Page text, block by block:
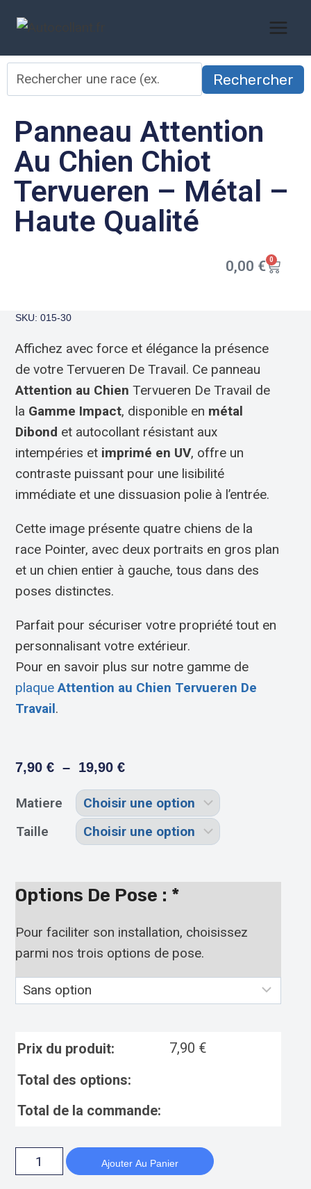
Rechercher
Panneau Attention
Au Chien Chiot
Tervueren – Métal –
Haute Qualité
0,00 € 0
SKU: 015-30
Affichez avec force et élégance la présence
de votre Tervueren De Travail. Ce panneau
Attention au Chien Tervueren De Travail de
la Gamme Impact, disponible en métal
Dibond et autocollant résistant aux
intempéries et imprimé en UV, offre un
contraste puissant pour une lisibilité
immédiate et une dissuasion polie à l’entrée.
Cette image présente quatre chiens de la
race Pointer, avec deux portraits en gros plan
et un chien entier à gauche, tous dans des
poses distinctes.
Parfait pour sécuriser votre propriété tout en
personnalisant votre extérieur.
Pour en savoir plus sur notre gamme de
plaqueAttention au Chien Tervueren De
Travail.
7,90€ – 19,90€
Matiere
Taille
Options De Pose : *
Pour faciliter son installation, choisissez
parmi nos trois options de pose.
Prix du produit: 7,90 €
Total des options:
Total de la commande:
Ajouter Au Panier